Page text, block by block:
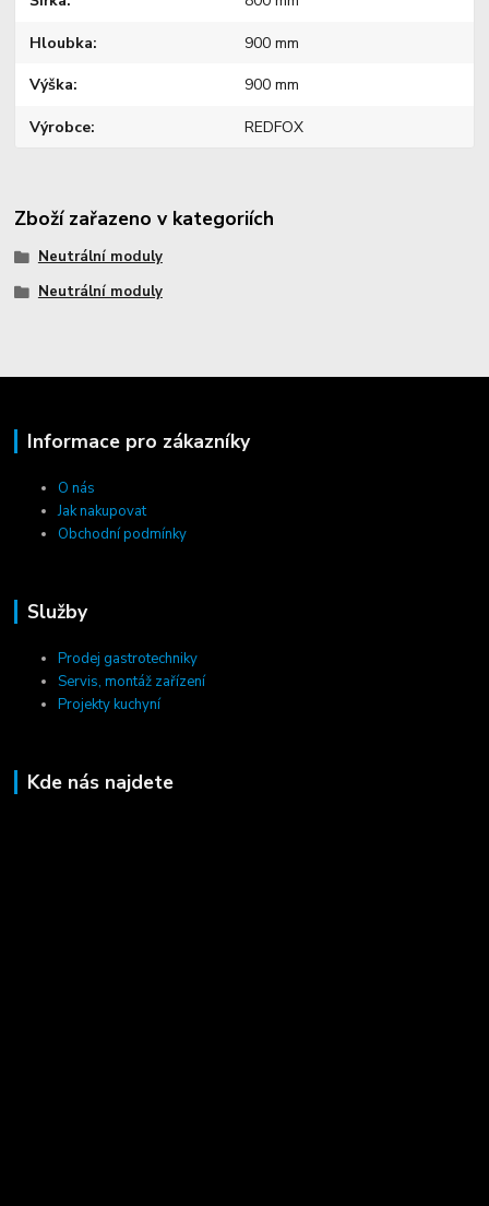
Hloubka 900 mm
Výška 900 mm
Výrobce REDFOX
Zboží zařazeno v kategoriích
Neutrální moduly
Neutrální moduly
Informace pro zákazníky
O nás
Jak nakupovat
Obchodní podmínky
Služby
Prodej gastrotechniky
Servis, montáž zařízení
Projekty kuchyní
Kde nás najdete